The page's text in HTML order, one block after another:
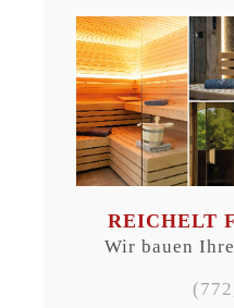
REICHELT
Wir bauen